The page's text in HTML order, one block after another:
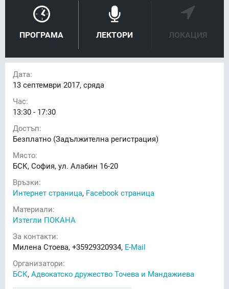
ПРОГРАМА ЛЕКТОРИ ЛОКАЦИЯ
Дата:
13 септември 2017, сряда
Час:
13:30 - 17:30
Достъп:
Безплатно (Задължителна регистрация)
Място:
БСК, София, ул. Алабин 16-20
Връзки:
Интернет страница, Facebook страница
Материали:
Изтегли ПОКАНА
За контакти:
Милена Стоева, +35929320934, E-Mail
Организатори:
БСК, Адвокатско дружество Точева и Мандажиева